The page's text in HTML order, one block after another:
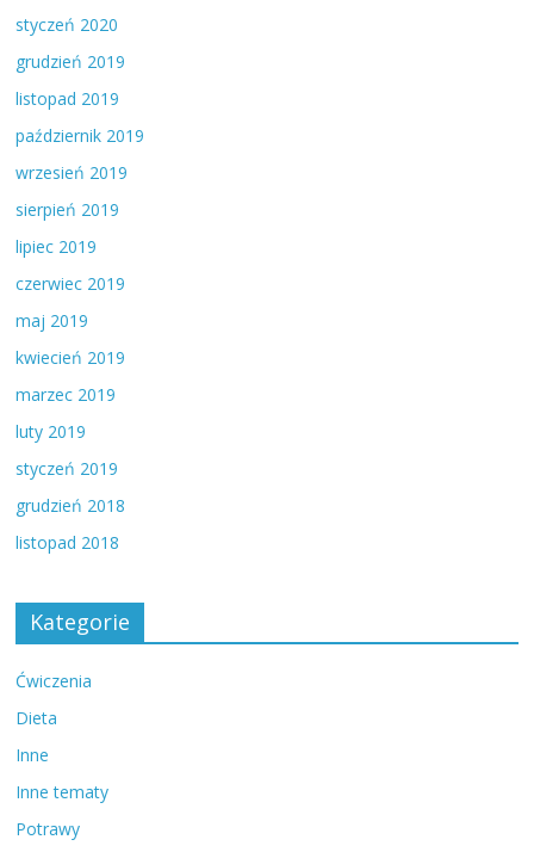
styczeń 2020
grudzień 2019
listopad 2019
październik 2019
wrzesień 2019
sierpień 2019
lipiec 2019
czerwiec 2019
maj 2019
kwiecień 2019
marzec 2019
luty 2019
styczeń 2019
grudzień 2018
listopad 2018
Kategorie
Ćwiczenia
Dieta
Inne
Inne tematy
Potrawy